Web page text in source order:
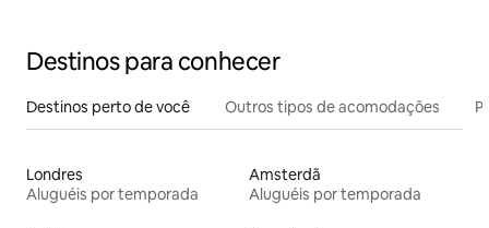
Destinos para conhecer
Destinos perto de você Outros tipos de acomodações
Londres
Aluguéis por temporada
Amsterdã
Aluguéis por temporada